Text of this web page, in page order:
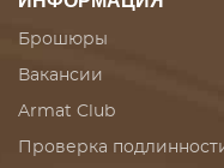
Брошюры
Вакансии
Armat Club
Проверка